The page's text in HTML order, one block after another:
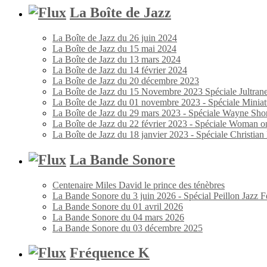
La Boîte de Jazz
La Boîte de Jazz du 26 juin 2024
La Boîte de Jazz du 15 mai 2024
La Boîte de Jazz du 13 mars 2024
La Boîte de Jazz du 14 février 2024
La Boîte de Jazz du 20 décembre 2023
La Boîte de Jazz du 15 Novembre 2023 Spéciale
La Boîte de Jazz du 01 novembre 2023 - Spéciale
La Boîte de Jazz du 29 mars 2023 - Spéciale Wayne
La Boîte de Jazz du 22 février 2023 - Spéciale Woman
La Boîte de Jazz du 18 janvier 2023 - Spéciale Christian
La Bande Sonore
Centenaire Miles David le prince des ténèbres
La Bande Sonore du 3 juin 2026 - Spécial Peillon Jazz
La Bande Sonore du 01 avril 2026
La Bande Sonore du 04 mars 2026
La Bande Sonore du 03 décembre 2025
Fréquence K